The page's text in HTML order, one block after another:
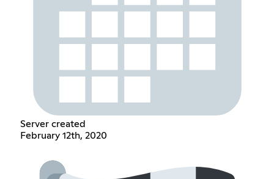
Server created
February 12th, 2020